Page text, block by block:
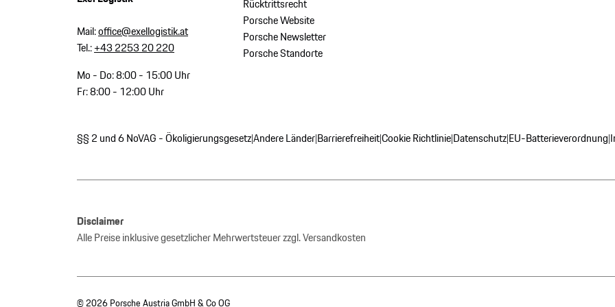
Mail:office@exellogistik.at
Tel.:+43 2253 20 220
Mo - Do: 8:00 - 15:00 Uhr
Fr: 8:00 - 12:00 Uhr
Rücktrittsrecht
Porsche Website
Porsche Newsletter
Porsche Standorte
§§ 2 und 6 NoVAG - Ökoligierungsgesetz|Andere Länder|Barrierefreiheit|Cookie Richtlinie|Datenschutz|EU-Batterieverordnung|
Disclaimer
Alle Preise inklusive gesetzlicher Mehrwertsteuer zzgl. Versandkosten
© 2026 Porsche Austria GmbH & Co OG